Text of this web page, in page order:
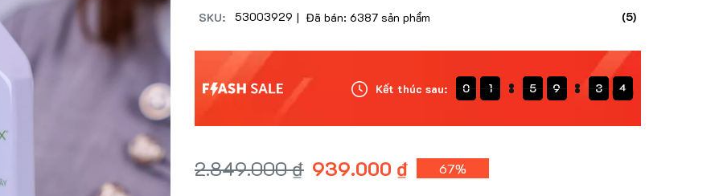
SKU: 53003929 | Đã bán: 6387 sản phẩm (5)
2.849.000 ₫ 939.000 ₫ 67%
0
0
0
0 1111 5
5
5
5 9
9
9
9 3
3
3
3 3
2
3
2
Kết thúc sau: